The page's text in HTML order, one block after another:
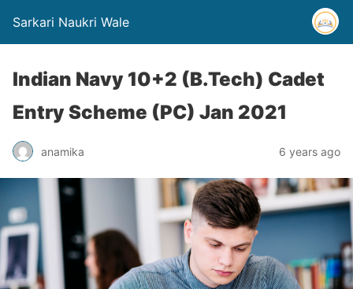
Sarkari Naukri Wale
Indian Navy 10+2 (B.Tech) Cadet
Entry Scheme (PC) Jan 2021
anamika 6 years ago